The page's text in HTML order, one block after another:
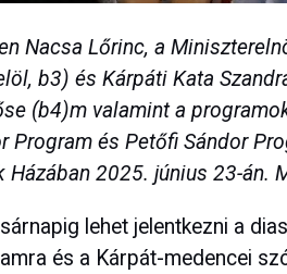
Nacsa Lőrinc, a
b3) és Kárpáti Kata
(b4)m valamint a
Program és Petőfi Sándor
Házában 2025. június 23-án.
lehet jelentkezni a
és a Kárpát-medencei